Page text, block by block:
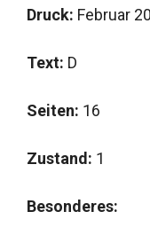
Druck: Februar
Text: D
Seiten: 16
Zustand: 1
Besonderes: